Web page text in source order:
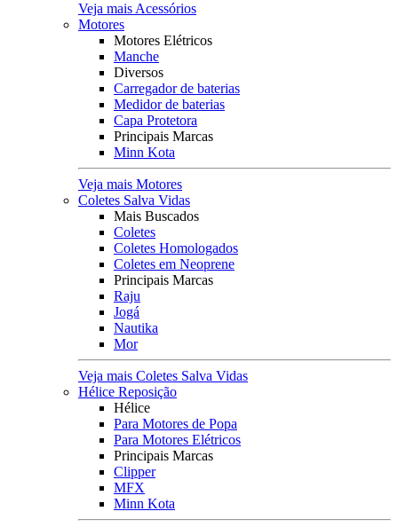
Veja mais Acessórios
Motores
Motores Elétricos
Manche
Diversos
Carregador de baterias
Medidor de baterias
Capa Protetora
Principais Marcas
Minn Kota
Veja mais Motores
Coletes Salva Vidas
Mais Buscados
Coletes
Coletes Homologados
Coletes em Neoprene
Principais Marcas
Raju
Jogá
Nautika
Mor
Veja mais Coletes Salva Vidas
Hélice Reposição
Hélice
Para Motores de Popa
Para Motores Elétricos
Principais Marcas
Clipper
MFX
Minn Kota